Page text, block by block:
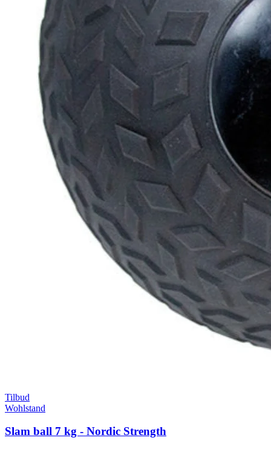
Tilbud
Wohlstand
Slam ball 7 kg - Nordic Strength